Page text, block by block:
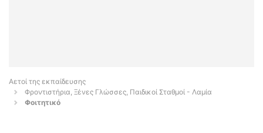
Αετοί της εκπαίδευσης
Φροντιστήρια, Ξένες Γλώσσες, Παιδικοί Σταθμοί - Λαμία
Φοιτητικό